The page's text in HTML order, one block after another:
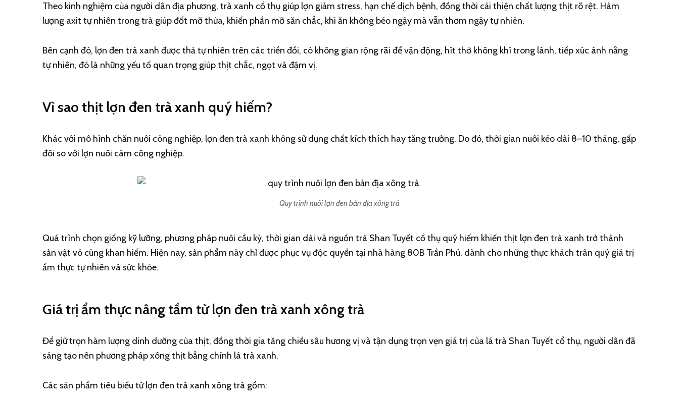
Theo kinh nghiệm của người dân địa phương, trà xanh cổ thụ giúp lợn giảm stress, hạn chế dịch bệnh, đồng thời cải thiện chất lượng thịt rõ rệt. Hàm
lượng axit tự nhiên trong trà giúp đốt mỡ thừa, khiến phần mỡ săn chắc, khi ăn không béo ngậy mà vẫn thơm ngậy tự nhiên.
Bên cạnh đó, lợn đen trà xanh được thả tự nhiên trên các triền đồi, có không gian rộng rãi để vận động, hít thở không khí trong lành, tiếp xúc ánh nắng
tự nhiên, đó là những yếu tố quan trọng giúp thịt chắc, ngọt và đậm vị.
Vì sao thịt lợn đen trà xanh quý hiếm?
Khác với mô hình chăn nuôi công nghiệp, lợn đen trà xanh không sử dụng chất kích thích hay tăng trưởng. Do đó, thời gian nuôi kéo dài 8–10 tháng, gấp
đôi so với lợn nuôi cám công nghiệp.
Quy trình nuôi lợn đen bản địa xông trà
Quá trình chọn giống kỹ lưỡng, phương pháp nuôi cầu kỳ, thời gian dài và nguồn trà Shan Tuyết cổ thụ quý hiếm khiến thịt lợn đen trà xanh trở thành
sản vật vô cùng khan hiếm. Hiện nay, sản phẩm này chỉ được phục vụ độc quyền tại nhà hàng 80B Trần Phú, dành cho những thực khách trân quý giá trị
ẩm thực tự nhiên và sức khỏe.
Giá trị ẩm thực nâng tầm từ lợn đen trà xanh xông trà
Để giữ trọn hàm lượng dinh dưỡng của thịt, đồng thời gia tăng chiều sâu hương vị và tận dụng trọn vẹn giá trị của lá trà Shan Tuyết cổ thụ, người dân đã
sáng tạo nên phương pháp xông thịt bằng chính lá trà xanh.
Các sản phẩm tiêu biểu từ lợn đen trà xanh xông trà gồm: